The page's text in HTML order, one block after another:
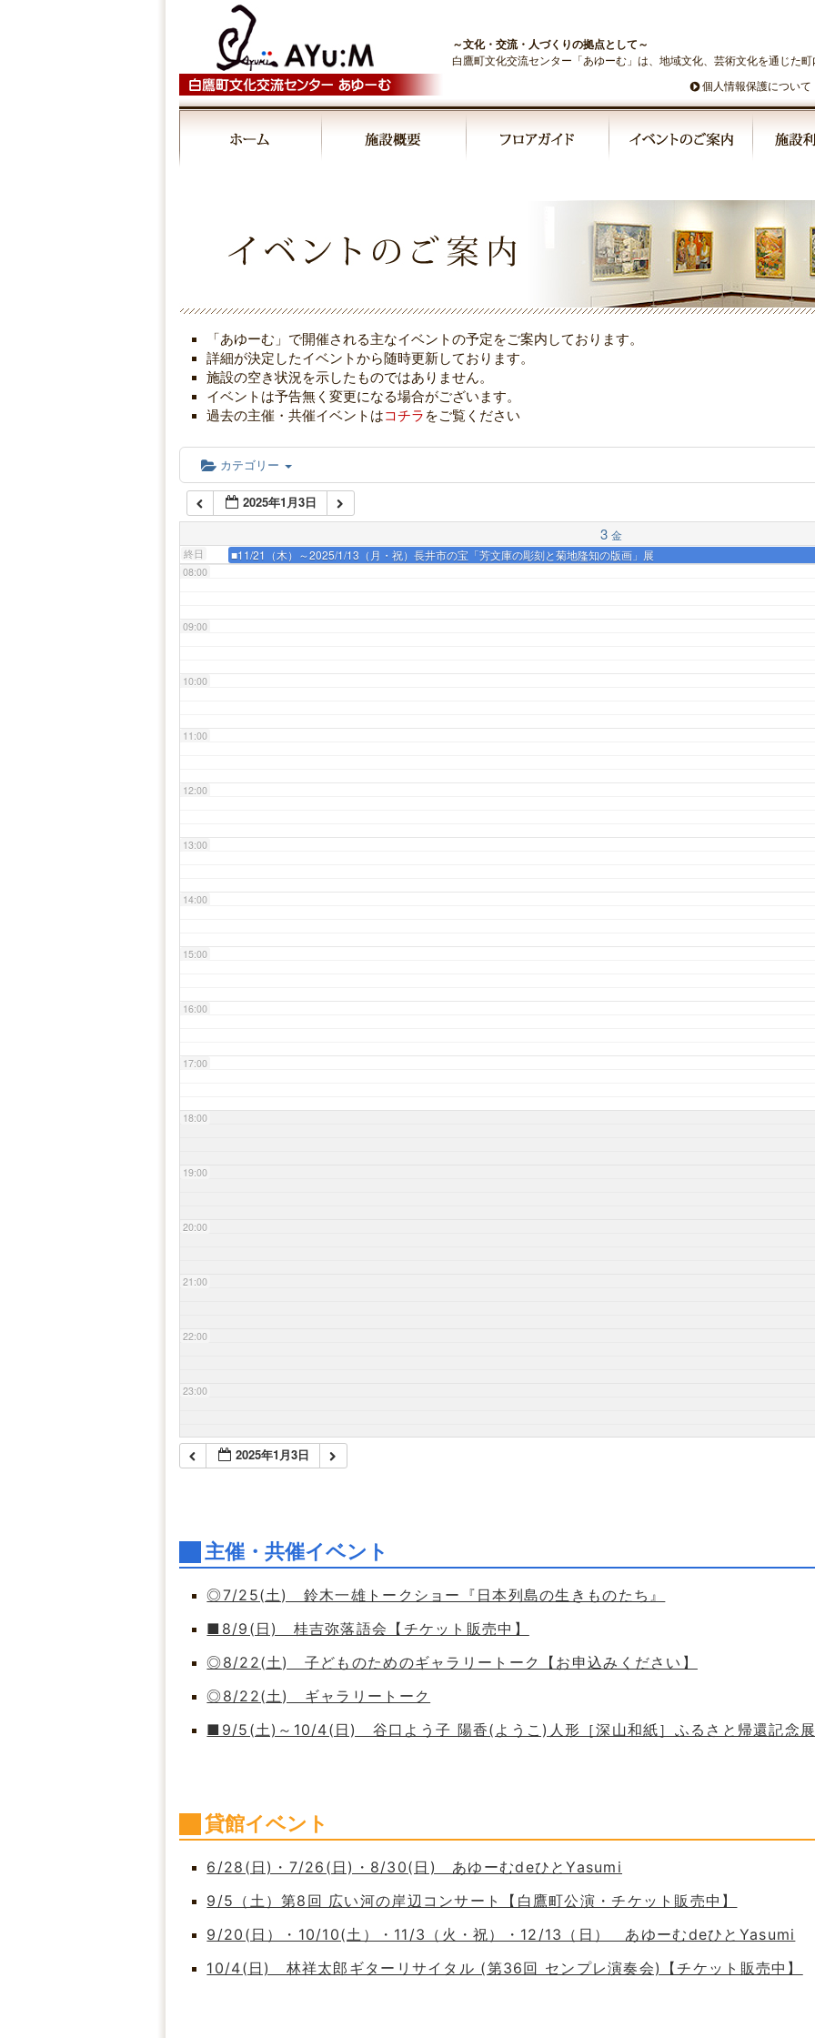
～文化・交流・人づくりの拠点として～
白鷹町文化交流センター「あゆーむ」は、地域文化、芸術文化を通じた
個人情報保護について
「あゆーむ」で開催される主なイベントの予定をご案内しております。
詳細が決定したイベントから随時更新しております。
施設の空き状況を示したものではありません。
イベントは予告無く変更になる場合がございます。
過去の主催・共催イベントはコチラ をご覧ください
カテゴリー
2025年1月3日
3 金
終日 ■11/21（木）～2025/1/13（月・祝）長井市の宝「芳文庫の彫刻と菊地隆知の版画」展
04:00
06:00
07:00
08:00
09:00
10:00
11:00
12:00
13:00
14:00
15:00
16:00
17:00
18:00
19:00
20:00
21:00
22:00
23:00
2025年1月3日
主催・共催イベント
◎7/25(土) 鈴木一雄トークショー『日本列島の生きものたち』
■8/9(日) 桂吉弥落語会【チケット販売中】
◎8/22(土) 子どものためのギャラリートーク【お申込みください】
◎8/22(土) ギャラリートーク
■9/5(土)～10/4(日) 谷口よう子 陽香(ようこ)人形［深山和紙］ふるさと帰還記念
貸館イベント
6/28(日)・7/26(日)・8/30(日) あゆーむdeひとYasumi
9/5（土）第8回 広い河の岸辺コンサート【白鷹町公演・チケット販売中】
9/20(日）・10/10(土）・11/3（火・祝）・12/13（日） あゆーむdeひとYasumi
10/4(日) 林祥太郎ギターリサイタル (第36回 センプレ演奏会)【チケット販売中】